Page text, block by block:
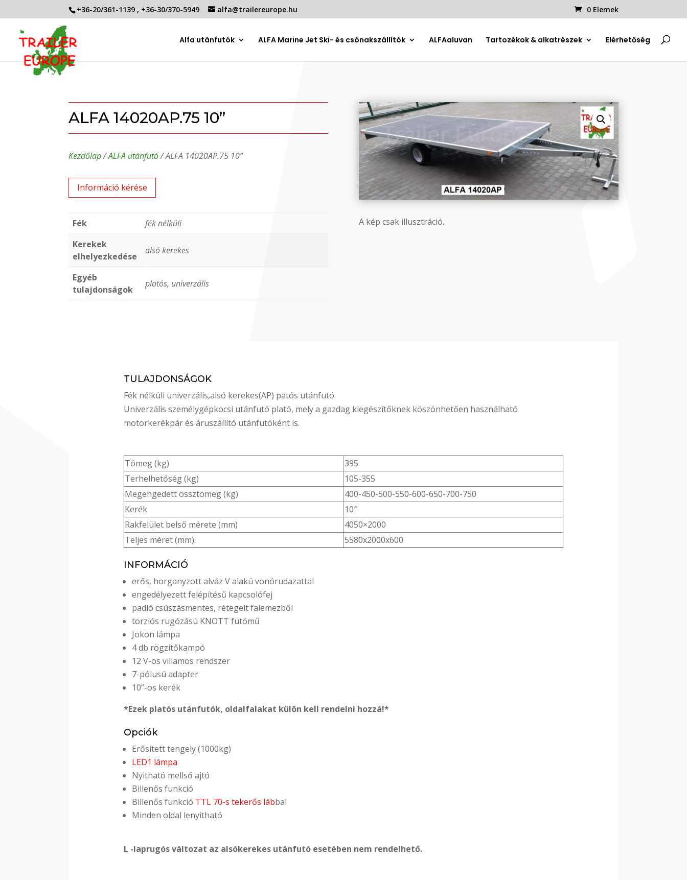
+36-20/361-1139 , +36-30/370-5949 alfa@trailereurope.hu 0 Elemek
Alfa utánfutók ALFA Marine Jet Ski- és csónakszállítók ALFAaluvan Tartozékok & alkatrészek Elérhetőség
ALFA 14020AP.75 10”
Kezdőlap/ALFA utánfutó/ ALFA 14020AP.75 10”
Információ kérése
Fék
fék nélküli
Kerekek
elhelyezkedése
alsó kerekes
Egyéb
tulajdonságok
platós, univerzális
A kép csak illusztráció.
TULAJDONSÁGOK
Fék nélküli univerzális,alsó kerekes(AP) patós utánfutó.
Univerzális személygépkocsi utánfutó plató, mely a gazdag kiegészítőknek köszönhetően használható
motorkerékpár és áruszállító utánfutóként is.
Tömeg (kg)
395
Terhelhetőség (kg)
105-355
Megengedett össztömeg (kg)
400-450-500-550-600-650-700-750
Kerék
10″
Rakfelület belső mérete (mm)
4050×2000
Teljes méret (mm):
5580x2000x600
INFORMÁCIÓ
erős, horganyzott alváz V alakú vonórudazattal
engedélyezett felépítésű kapcsolófej
padló csúszásmentes, rétegelt falemezből
torziós rugózású KNOTT futómű
Jokon lámpa
4 db rögzítőkampó
12 V-os villamos rendszer
7-pólusú adapter
10”-os kerék
*Ezek platós utánfutók, oldalfalakat külön kell rendelni hozzá!*
Opciók
Erősített tengely (1000kg)
LED1 lámpa
Nyitható mellső ajtó
Billenős funkció
Billenős funkció TTL 70-s tekerős lábbal
Minden oldal lenyitható
L -laprugós változat az alsókerekes utánfutó esetében nem rendelhető.